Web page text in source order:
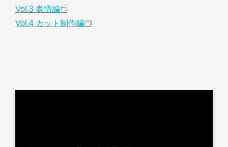
Vol.3 表情編
Vol.4 カット制作編